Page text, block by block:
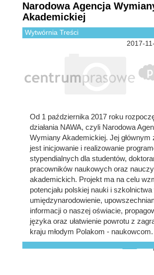
Narodowa Agencja
Akademickiej
Wytwórnia Treści
2017-
Od 1 października 2017 roku
działania NAWA, czyli Narodowa
Wymiany Akademickiej. Jej głównym
jest inicjowanie i realizowanie
stypendialnych dla studentów,
pracowników naukowych oraz
akademickich. Projekt ma na celu
potencjału polskiej nauki i
umiędzynarodowienie,
informacji o naszej oświacie,
języka oraz ułatwienie powrotu z
kraju młodym Polakom - naukowcom.